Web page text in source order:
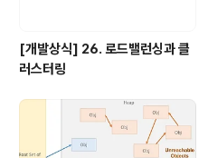
[개발상식] 26. 로드밸런싱과 클
러스터링